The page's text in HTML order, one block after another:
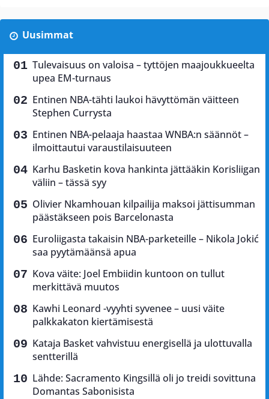
Uusimmat
Tulevaisuus on valoisa – tyttöjen maajoukkueelta
upea EM-turnaus
Entinen NBA-tähti laukoi hävyttömän väitteen
Stephen Currysta
Entinen NBA-pelaaja haastaa WNBA:n säännöt –
ilmoittautui varaustilaisuuteen
Karhu Basketin kova hankinta jättääkin Korisliigan
väliin – tässä syy
Olivier Nkamhouan kilpailija maksoi jättisumman
päästäkseen pois Barcelonasta
Euroliigasta takaisin NBA-parketeille – Nikola Jokić
saa pyytämäänsä apua
Kova väite: Joel Embiidin kuntoon on tullut
merkittävä muutos
Kawhi Leonard -vyyhti syvenee – uusi väite
palkkakaton kiertämisestä
Kataja Basket vahvistuu energisellä ja ulottuvalla
sentterillä
Lähde: Sacramento Kingsillä oli jo treidi sovittuna
Domantas Sabonisista